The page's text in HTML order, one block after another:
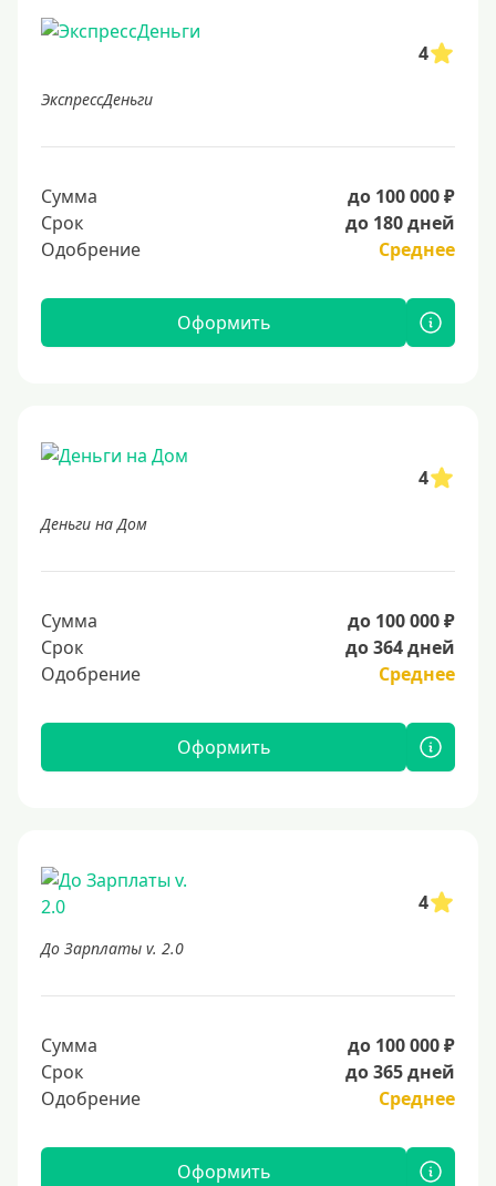
4
ЭкспрессДеньги
Сумма
до 100 000 ₽
Срок
до 180 дней
Одобрение
Среднее
Оформить
4
Деньги на Дом
Сумма
до 100 000 ₽
Срок
до 364 дней
Одобрение
Среднее
Оформить
4
До Зарплаты v. 2.0
Сумма
до 100 000 ₽
Срок
до 365 дней
Одобрение
Среднее
Оформить